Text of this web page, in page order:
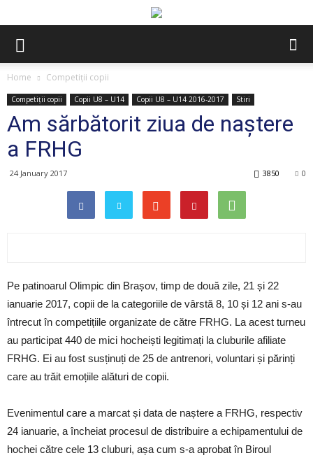
Home Competiții copii
Competiții copii Copii U8 – U14 Copii U8 – U14 2016-2017 Stiri
Am sărbătorit ziua de naștere
a FRHG
24 January 2017 0
3850
Pe patinoarul Olimpic din Brașov, timp de două zile, 21 și 22
ianuarie 2017, copii de la categoriile de vârstă 8, 10 și 12 ani s-au
întrecut în competițiile organizate de către FRHG. La acest turneu
au participat 440 de mici hocheiști legitimați la cluburile afiliate
FRHG. Ei au fost susținuți de 25 de antrenori, voluntari și părinți
care au trăit emoțiile alături de copii.
Evenimentul care a marcat și data de naștere a FRHG, respectiv
24 ianuarie, a încheiat procesul de distribuire a echipamentului de
hochei către cele 13 cluburi, așa cum s-a aprobat în Biroul